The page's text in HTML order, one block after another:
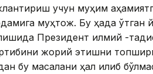
учун муҳим
муҳтож. Бу ҳақда
Президент илмий -
жорий этишни
бу масалани ҳал қилиб